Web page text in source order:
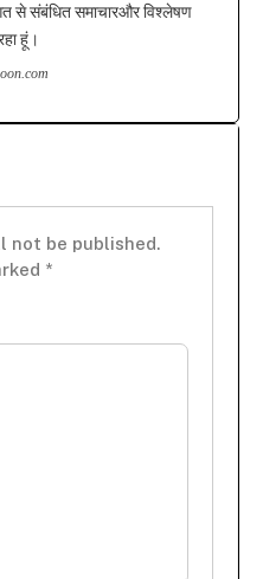
से संबंधित समाचारऔर विश्लेषण
हूं।
not be published.
*